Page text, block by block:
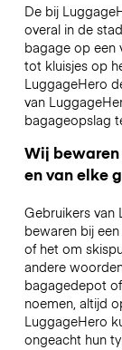
De bij
overal in de
bagage op een
tot kluisjes op
LuggageHero
van
bagageopslag
Wij
en van elke
Gebruikers van
bewaren bij
of het om
andere
bagagedepot
noemen, altijd
LuggageHero
ongeacht hun